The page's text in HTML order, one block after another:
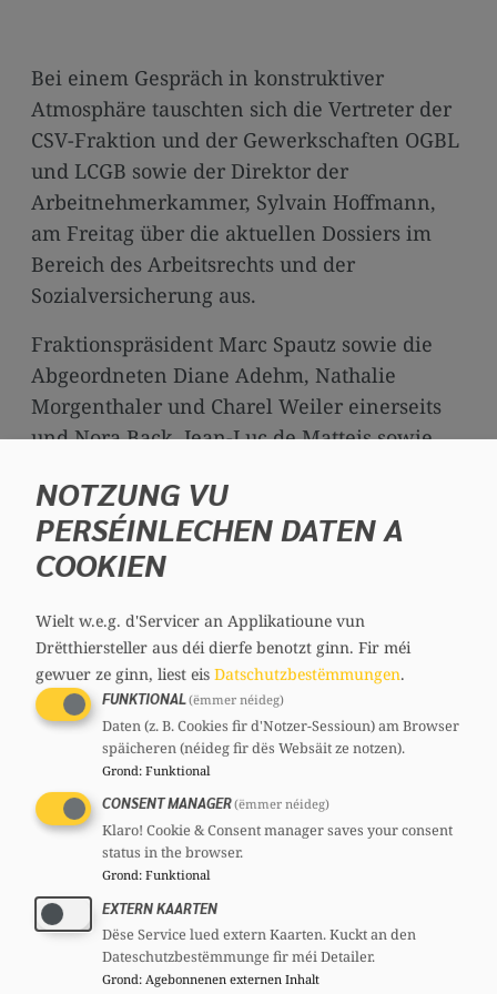
Bei einem Gespräch in konstruktiver
Atmosphäre tauschten sich die Vertreter der
CSV-Fraktion und der Gewerkschaften OGBL
und LCGB sowie der Direktor der
Arbeitnehmerkammer, Sylvain Hoffmann,
am Freitag über die aktuellen Dossiers im
Bereich des Arbeitsrechts und der
Sozialversicherung aus.
Fraktionspräsident Marc Spautz sowie die
Abgeordneten Diane Adehm, Nathalie
Morgenthaler und Charel Weiler einerseits
und Nora Back, Jean-Luc de Matteis sowie
sowie Christophe Knebeler vom LCGB
sprachen unter anderem über die Umsetzung
der EU-Direktive zum Mindestlohn mit dem
zur Ausweitung der Kollektivverträge.
Die Diskussionen darüber und auch die
Gesetzesprojekte zur Sonntagsarbeit und zu
den Ladenöffnungszeiten belasten
bekanntlich den Sozialdialog derzeit schwer.
Die CSV-Abgeordneten bekräftigten, dazu
beitragen zu wollen, dass bei diesen Themen
Lösungen im Interesse aller Beteiligten
gefunden werden können.
Gesprächsgegenstand war auch die
Finanzlage der Gesundheitskasse CNS. Die
NOTZUNG VU
PERSÉINLECHEN DATEN A
COOKIEN
Wielt w.e.g. d'Servicer an Applikatioune vun
Drëtthiersteller aus déi dierfe benotzt ginn. Fir méi
gewuer ze ginn, liest eis Datschutzbestëmmungen.
FUNKTIONAL(ëmmer néideg)
Daten (z. B. Cookies fir d'Notzer-Sessioun) am Browser
späicheren (néideg fir dës Websäit ze notzen).
Grond: Funktional
CONSENT MANAGER(ëmmer néideg)
Klaro! Cookie & Consent manager saves your consent
status in the browser.
Grond: Funktional
EXTERN KAARTEN
Dëse Service lued extern Kaarten. Kuckt an den
Dateschutzbestëmmunge fir méi Detailer.
Grond: Agebonnenen externen Inhalt